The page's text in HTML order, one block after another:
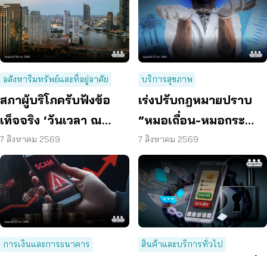
อสังหาริมทรัพย์และที่อยู่อาศัย
สภาผู้บริโภครับฟังข้อ
เท็จจริง ‘วันเวลา ณ
เจ้าพระยา’ ยืนยันมีถนน
6 ม. รอบอาคาร
7 สิงหาคม 2569
บริการสุขภาพ
เร่งปรับกฎหมายปราบ
“หมอเถื่อน-หมอกระ
เป๋า” ผ่า-ฉีด-จ่ายยา ไม่มี
ความรู้
7 สิงหาคม 2569
การเงินและการธนาคาร สินค้าและบริการทั่วไป